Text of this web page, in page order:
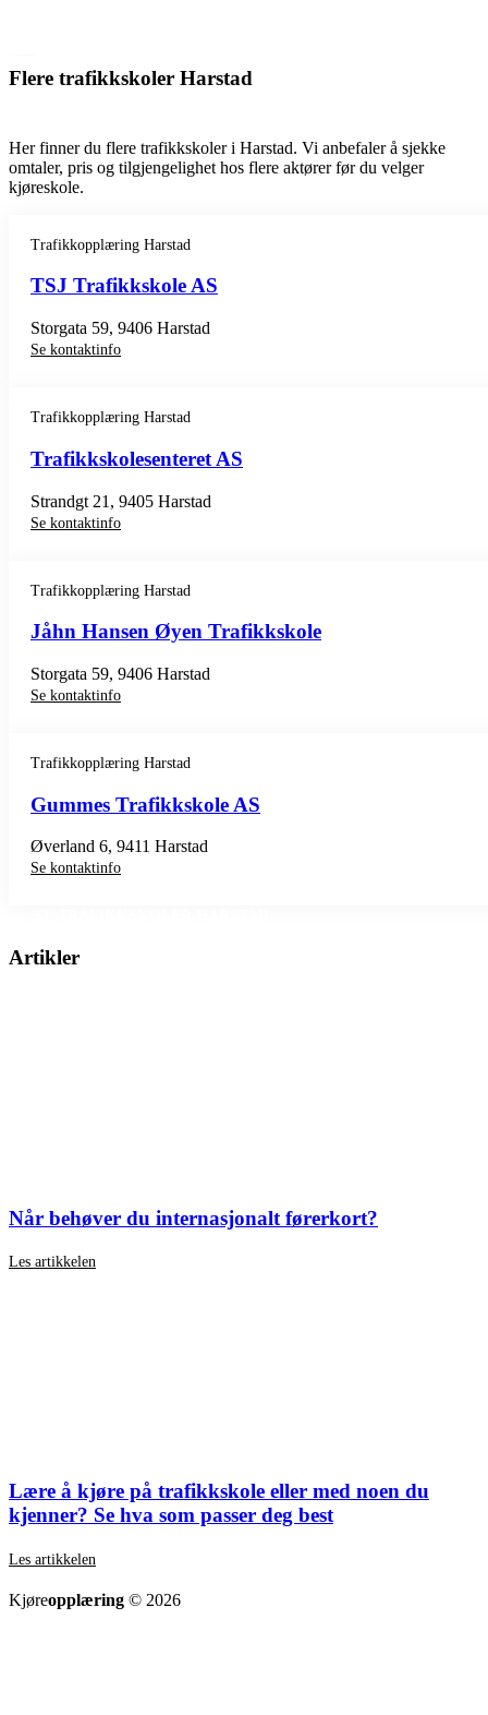
Flere trafikkskoler Harstad
Her finner du flere trafikkskoler i Harstad. Vi anbefaler å sjekke
omtaler, pris og tilgjengelighet hos flere aktører før du velger
kjøreskole.
Trafikkopplæring Harstad
TSJ Trafikkskole AS
Storgata 59, 9406 Harstad
Se kontaktinfo
Trafikkopplæring Harstad
Trafikkskolesenteret AS
Strandgt 21, 9405 Harstad
Se kontaktinfo
Trafikkopplæring Harstad
Jåhn Hansen Øyen Trafikkskole
Storgata 59, 9406 Harstad
Se kontaktinfo
Trafikkopplæring Harstad
Gummes Trafikkskole AS
Øverland 6, 9411 Harstad
Se kontaktinfo
Artikler
Når behøver du internasjonalt førerkort?
Les artikkelen
Lære å kjøre på trafikkskole eller med noen du
kjenner? Se hva som passer deg best
Les artikkelen
Kjøreopplæring © 2026